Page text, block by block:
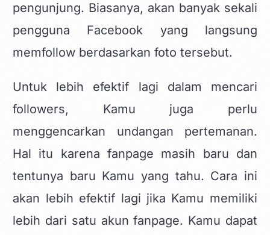
pengunjung. Biasanya, akan banyak sekali
pengguna Facebook yang langsung
memfollow berdasarkan foto tersebut.
Untuk lebih efektif lagi dalam mencari
followers, Kamu juga perlu
menggencarkan undangan pertemanan.
Hal itu karena fanpage masih baru dan
tentunya baru Kamu yang tahu. Cara ini
akan lebih efektif lagi jika Kamu memiliki
lebih dari satu akun fanpage. Kamu dapat